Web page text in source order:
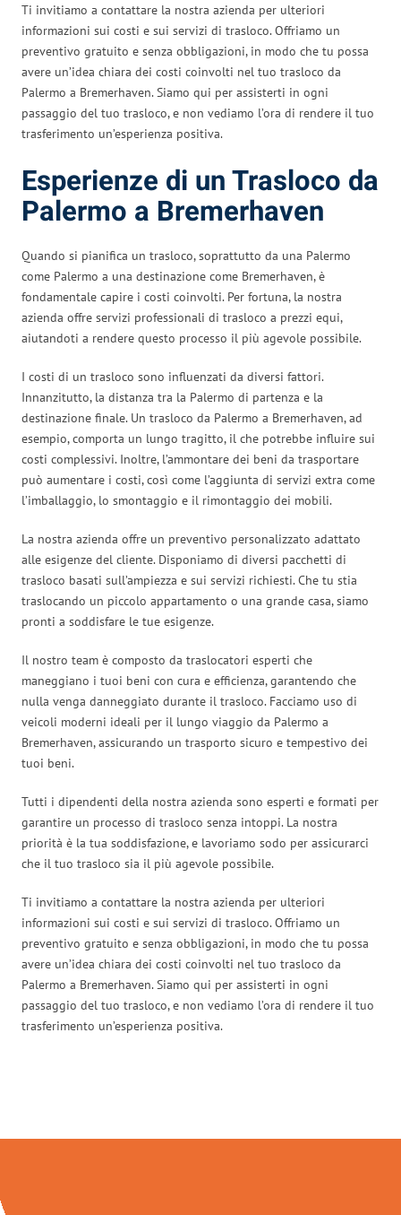
Ti invitiamo a contattare la nostra azienda per ulteriori
informazioni sui costi e sui servizi di trasloco. Offriamo un
preventivo gratuito e senza obbligazioni, in modo che tu possa
avere un’idea chiara dei costi coinvolti nel tuo trasloco da
Palermo a Bremerhaven. Siamo qui per assisterti in ogni
passaggio del tuo trasloco, e non vediamo l’ora di rendere il tuo
trasferimento un’esperienza positiva.
Esperienze di un Trasloco da
Palermo a Bremerhaven
Quando si pianifica un trasloco, soprattutto da una Palermo
come Palermo a una destinazione come Bremerhaven, è
fondamentale capire i costi coinvolti. Per fortuna, la nostra
azienda offre servizi professionali di trasloco a prezzi equi,
aiutandoti a rendere questo processo il più agevole possibile.
I costi di un trasloco sono influenzati da diversi fattori.
Innanzitutto, la distanza tra la Palermo di partenza e la
destinazione finale. Un trasloco da Palermo a Bremerhaven, ad
esempio, comporta un lungo tragitto, il che potrebbe influire sui
costi complessivi. Inoltre, l’ammontare dei beni da trasportare
può aumentare i costi, così come l’aggiunta di servizi extra come
l’imballaggio, lo smontaggio e il rimontaggio dei mobili.
La nostra azienda offre un preventivo personalizzato adattato
alle esigenze del cliente. Disponiamo di diversi pacchetti di
trasloco basati sull’ampiezza e sui servizi richiesti. Che tu stia
traslocando un piccolo appartamento o una grande casa, siamo
pronti a soddisfare le tue esigenze.
Il nostro team è composto da traslocatori esperti che
maneggiano i tuoi beni con cura e efficienza, garantendo che
nulla venga danneggiato durante il trasloco. Facciamo uso di
veicoli moderni ideali per il lungo viaggio da Palermo a
Bremerhaven, assicurando un trasporto sicuro e tempestivo dei
tuoi beni.
Tutti i dipendenti della nostra azienda sono esperti e formati per
garantire un processo di trasloco senza intoppi. La nostra
priorità è la tua soddisfazione, e lavoriamo sodo per assicurarci
che il tuo trasloco sia il più agevole possibile.
Ti invitiamo a contattare la nostra azienda per ulteriori
informazioni sui costi e sui servizi di trasloco. Offriamo un
preventivo gratuito e senza obbligazioni, in modo che tu possa
avere un’idea chiara dei costi coinvolti nel tuo trasloco da
Palermo a Bremerhaven. Siamo qui per assisterti in ogni
passaggio del tuo trasloco, e non vediamo l’ora di rendere il tuo
trasferimento un’esperienza positiva.